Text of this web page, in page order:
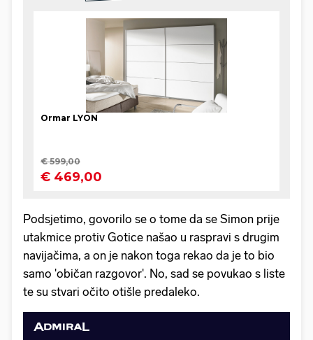
Podsjetimo, govorilo se o tome da se Simon prije
utakmice protiv Gotice našao u raspravi s drugim
navijačima, a on je nakon toga rekao da je to bio
samo 'običan razgovor'. No, sad se povukao s liste
te su stvari očito otišle predaleko.